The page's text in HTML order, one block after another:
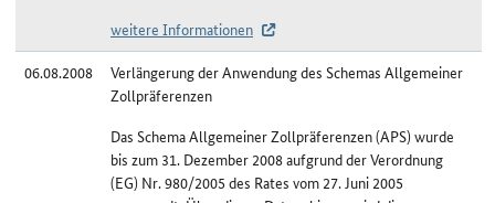
weitere Informationen
06.08.2008
Verlängerung der Anwendung des Schemas Allgemeiner
Zollpräferenzen
Das Schema Allgemeiner Zollpräferenzen (APS) wurde
bis zum 31. Dezember 2008 aufgrund der Verordnung
(EG) Nr. 980/2005 des Rates vom 27. Juni 2005